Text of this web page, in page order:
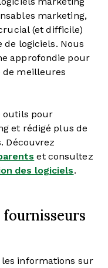
marketing,
(et difficile)
de logiciels. Nous
approfondie pour
de meilleures
outils pour
et rédigé plus de
Découvrez
et consultez
des logiciels.
fournisseurs
informations sur